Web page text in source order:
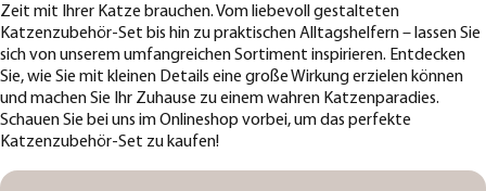
Zeit mit Ihrer Katze brauchen. Vom liebevoll gestalteten
Katzenzubehör-Set bis hin zu praktischen Alltagshelfern – lassen Sie
sich von unserem umfangreichen Sortiment inspirieren. Entdecken
Sie, wie Sie mit kleinen Details eine große Wirkung erzielen können
und machen Sie Ihr Zuhause zu einem wahren Katzenparadies.
Schauen Sie bei uns im Onlineshop vorbei, um das perfekte
Katzenzubehör-Set zu kaufen!